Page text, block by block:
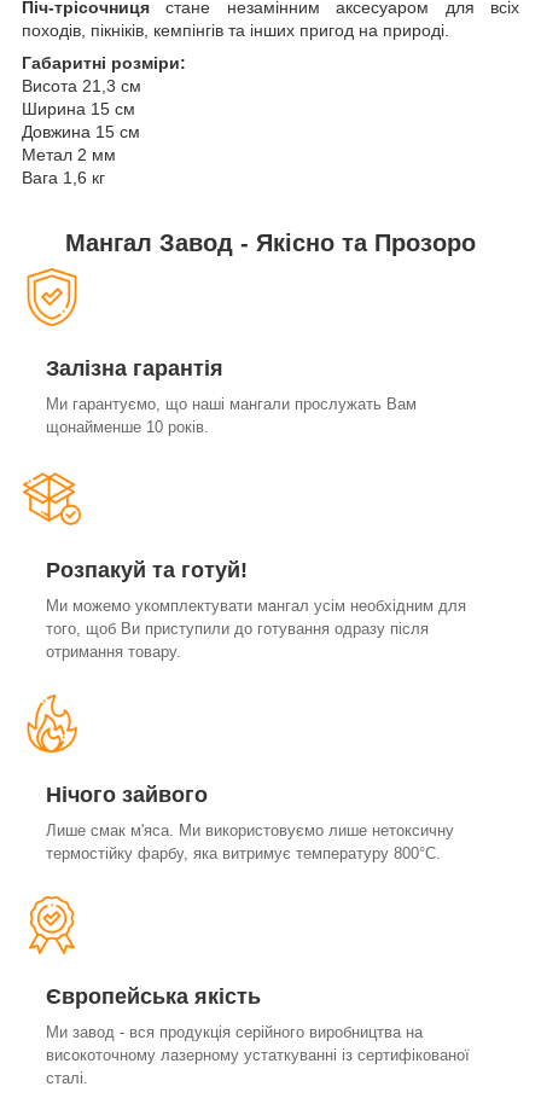
Піч-трісочниця стане незамінним аксесуаром для всіх
походів, пікніків, кемпінгів та інших пригод на природі.
Габаритні розміри:
Висота 21,3 см
Ширина 15 см
Довжина 15 см
Метал 2 мм
Вага 1,6 кг
Мангал Завод - Якісно та Прозоро
Залізна гарантія
Ми гарантуємо, що наші мангали прослужать Вам
щонайменше 10 років.
Розпакуй та готуй!
Ми можемо укомплектувати мангал усім необхідним для
того, щоб Ви приступили до готування одразу після
отримання товару.
Нічого зайвого
Лише смак м'яса. Ми використовуємо лише нетоксичну
термостійку фарбу, яка витримує температуру 800°С.
Європейська якість
Ми завод - вся продукція серійного виробництва на
високоточному лазерному устаткуванні із сертифікованої
сталі.